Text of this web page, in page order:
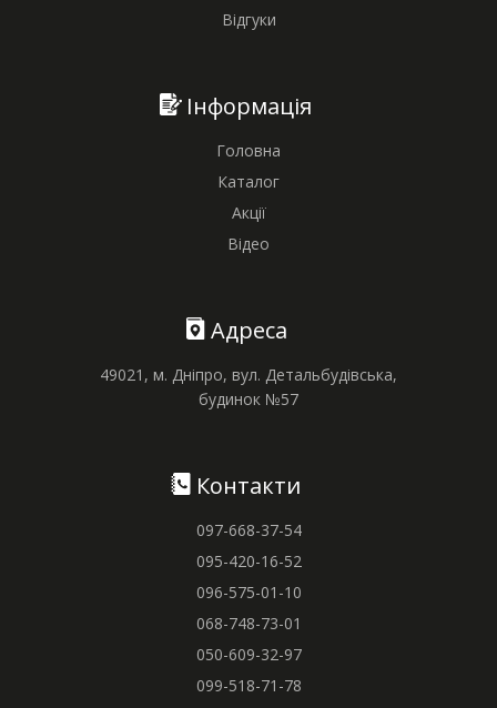
Відгуки
Інформація
Головна
Каталог
Акції
Відео
Адреса
49021, м. Дніпро, вул. Детальбудівська,
будинок №57
Контакти
097-668-37-54
095-420-16-52
096-575-01-10
068-748-73-01
050-609-32-97
099-518-71-78